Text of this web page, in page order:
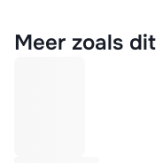
Meer zoals dit